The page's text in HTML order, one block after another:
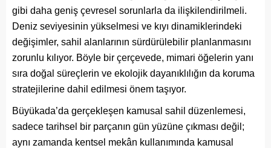
gibi daha geniş çevresel sorunlarla da ilişkilendirilmeli.
Deniz seviyesinin yükselmesi ve kıyı dinamiklerindeki
değişimler, sahil alanlarının sürdürülebilir planlanmasını
zorunlu kılıyor. Böyle bir çerçevede, mimari öğelerin yanı
sıra doğal süreçlerin ve ekolojik dayanıklılığın da koruma
stratejilerine dahil edilmesi önem taşıyor.
Büyükada’da gerçekleşen kamusal sahil düzenlemesi,
sadece tarihsel bir parçanın gün yüzüne çıkması değil;
aynı zamanda kentsel mekân kullanımında kamusal